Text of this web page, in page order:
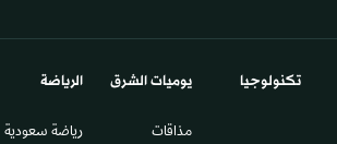
تكنولوجيا يوميات الشرق​
مذاقات
الرياضة
رياضة سعودية